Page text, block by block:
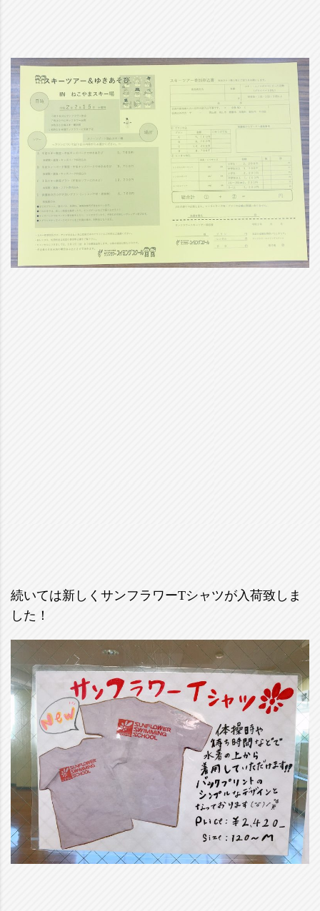
続いては新しくサンフラワーTシャツが入荷致しま
した！